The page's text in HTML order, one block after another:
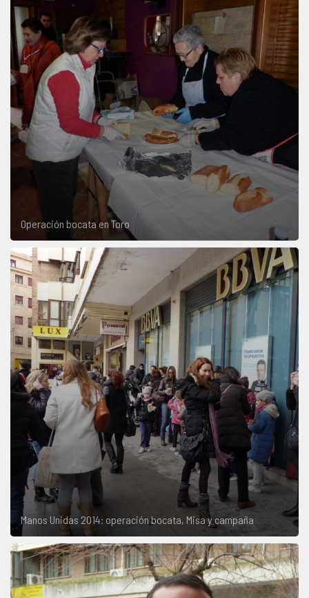
Operación bocata en Toro
Manos Unidas 2014: operación bocata, Misa y campaña